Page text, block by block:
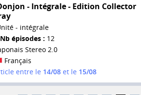
- Intégrale - Edition Collector
- intégrale
Nb épisodes : 12
Stereo 2.0
Français
entre le 14/08et le 15/08